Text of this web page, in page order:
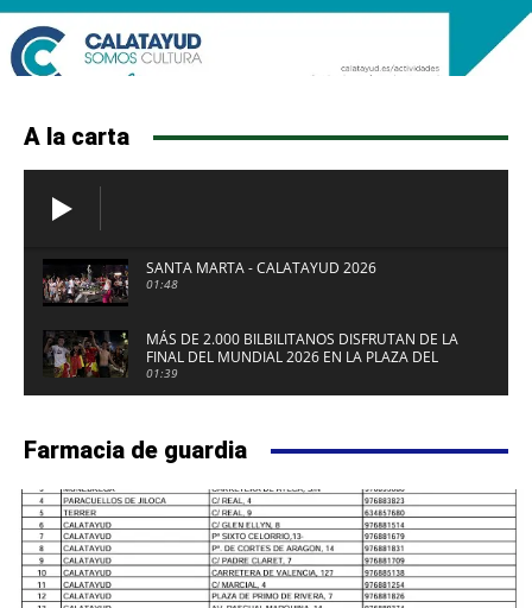
A la carta
SANTA MARTA - CALATAYUD 2026
01:48
MÁS DE 2.000 BILBILITANOS DISFRUTAN DE LA
FINAL DEL MUNDIAL 2026 EN LA PLAZA DEL
FUERTE DE CALATAYUD
01:39
Farmacia de guardia